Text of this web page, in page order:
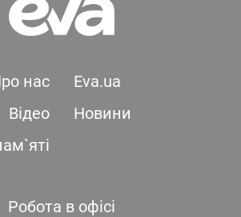
нас
Eva.ua
Відео
Новини
Робота в офісі